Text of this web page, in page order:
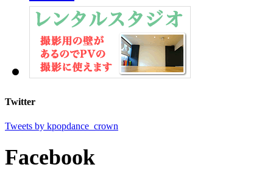
Twitter
Tweets by kpopdance_crown
Facebook